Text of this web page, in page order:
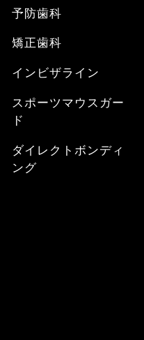
予防歯科
矯正歯科
インビザライン
スポーツマウスガー
ド
ダイレクトボンディ
ング